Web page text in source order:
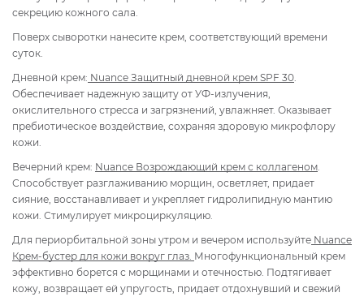
секрецию кожного сала.
Поверх сыворотки нанесите крем, соответствующий времени
суток.
Дневной крем: Nuance Защитный дневной крем SPF 30
Обеспечивает надежную защиту от УФ-излучения,
окислительного стресса и загрязнений, увлажняет. Оказывает
пребиотическое воздействие, сохраняя здоровую микрофлору
кожи.
Вечерний крем: Nuance Возрождающий крем с коллагеном
Способствует разглаживанию морщин, осветляет, придает
сияние, восстанавливает и укрепляет гидролипидную мантию
кожи. Стимулирует микроциркуляцию.
Для периорбитальной зоны утром и вечером используйте Nuance
Крем-бустер для кожи вокруг глаз. Многофункциональный крем
эффективно борется с морщинами и отечностью. Подтягивает
кожу, возвращает ей упругость, придает отдохнувший и свежий